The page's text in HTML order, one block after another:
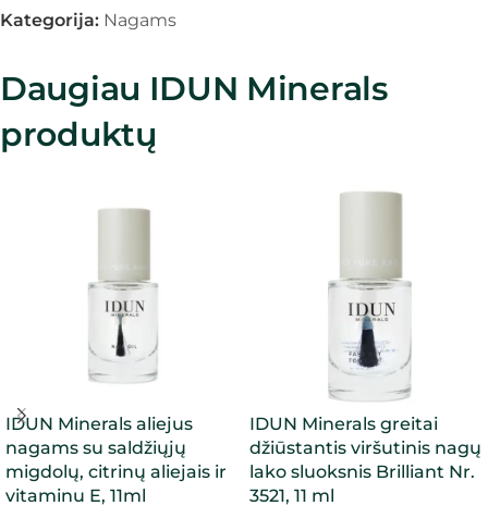
Kategorija: Nagams
Daugiau IDUN Minerals
produktų
IDUN Minerals aliejus
nagams su saldžiųjų
migdolų, citrinų aliejais ir
vitaminu E, 11ml
IDUN Minerals greitai
džiūstantis viršutinis nagų
lako sluoksnis Brilliant Nr.
3521, 11 ml